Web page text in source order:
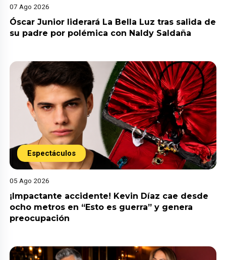
07 Ago 2026
Óscar Junior liderará La Bella Luz tras salida de
su padre por polémica con Naldy Saldaña
Espectáculos
05 Ago 2026
¡Impactante accidente! Kevin Díaz cae desde
ocho metros en “Esto es guerra” y genera
preocupación